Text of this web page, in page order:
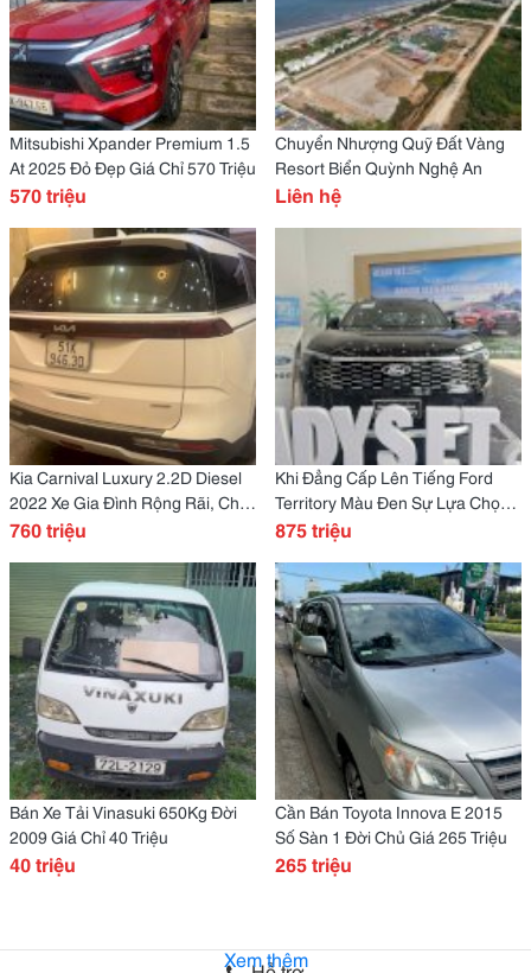
Mitsubishi Xpander Premium 1.5
At 2025 Đỏ Đẹp Giá Chỉ 570 Triệu
570 triệu
Chuyển Nhượng Quỹ Đất Vàng
Resort Biển Quỳnh Nghệ An
Liên hệ
Kia Carnival Luxury 2.2D Diesel
2022 Xe Gia Đình Rộng Rãi, Chất
Lượng
760 triệu
Khi Đẳng Cấp Lên Tiếng Ford
Territory Màu Đen Sự Lựa Chọn
Của Bản Lĩnh!
875 triệu
Bán Xe Tải Vinasuki 650Kg Đời
2009 Giá Chỉ 40 Triệu
40 triệu
Cần Bán Toyota Innova E 2015
Số Sàn 1 Đời Chủ Giá 265 Triệu
265 triệu
Xem thêm